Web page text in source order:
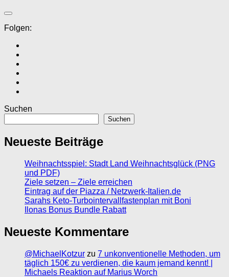
Folgen:
Suchen
Suchen
Neueste Beiträge
Weihnachtsspiel: Stadt Land Weihnachtsglück (PNG
und PDF)
Ziele setzen – Ziele erreichen
Eintrag auf der Piazza / Netzwerk-Italien.de
Sarahs Keto-Turbointervallfastenplan mit Boni
Ilonas Bonus Bundle Rabatt
Neueste Kommentare
@MichaelKotzur zu 7 unkonventionelle Methoden, um
täglich 150€ zu verdienen, die kaum jemand kennt! |
Michaels Reaktion auf Marius Worch